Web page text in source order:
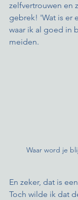
zelfvertrouwen en
gebrek! 'Wat is er
waar ik al goed in
meiden.
Waar word je
En zeker, dat is
Toch wilde ik dat